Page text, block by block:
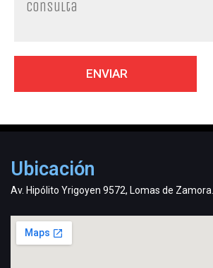
Ubicación
Av. Hipólito Yrigoyen 9572, Lomas de Zamora.